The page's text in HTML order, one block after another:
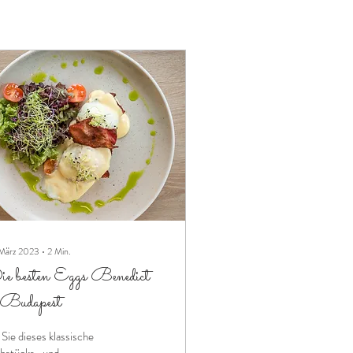
2023 ∙ 2Min.
besten Eggs Benedict
dieses klassische